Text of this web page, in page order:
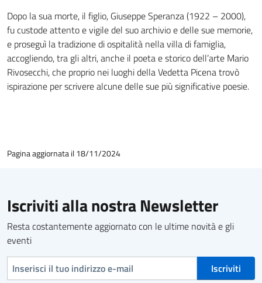
Dopo la sua morte, il figlio, Giuseppe Speranza (1922 – 2000),
fu custode attento e vigile del suo archivio e delle sue memorie,
e proseguì la tradizione di ospitalità nella villa di famiglia,
accogliendo, tra gli altri, anche il poeta e storico dell’arte Mario
Rivosecchi, che proprio nei luoghi della Vedetta Picena trovò
ispirazione per scrivere alcune delle sue più significative poesie.
Pagina aggiornata il 18/11/2024
Iscriviti alla nostra Newsletter
Resta costantemente aggiornato con le ultime novità e gli
eventi
Indirizzo e-mail